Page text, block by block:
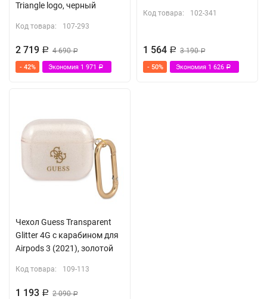
Triangle logo, черный
Код товара: 107-293
2 719 Р 4 690Р
- 42% Экономия 1 971 Р
Код товара: 102-341
1 564 Р 3 190Р
- 50% Экономия 1 626 Р
Чехол Guess Transparent
Glitter 4G с карабином для
Airpods 3 (2021), золотой
Код товара: 109-113
1 193 Р 2 090Р